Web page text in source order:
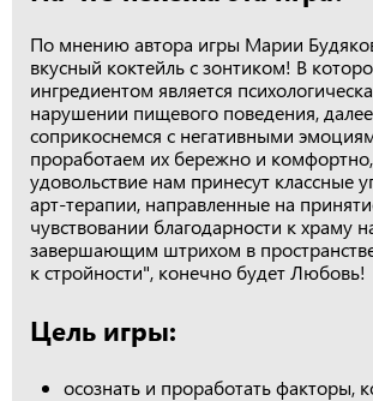
По мнению автора игры Марии
вкусный коктейль с зонтиком! В
ингредиентом является
нарушении пищевого поведения,
соприкоснемся с негативными
проработаем их бережно и
удовольствие нам принесут классные
арт-терапии, направленные на
чувствовании благодарности к храму
завершающим штрихом в
к стройности", конечно будет Любовь!
Цель игры:
осознать и проработать факторы,